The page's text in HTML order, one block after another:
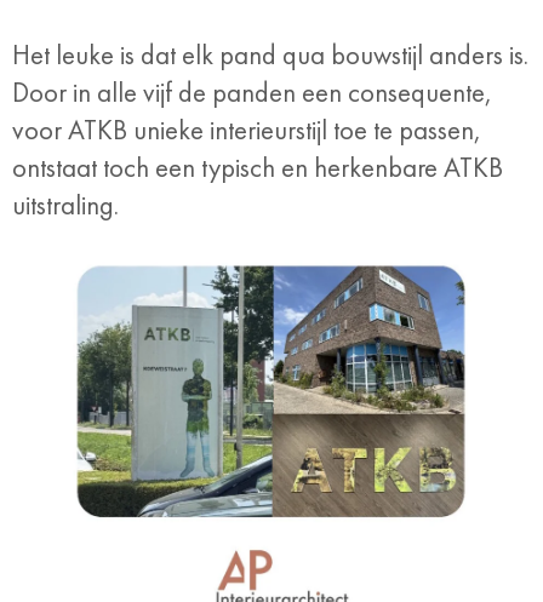
Het leuke is dat elk pand qua bouwstijl anders is.
Door in alle vijf de panden een consequente,
voor ATKB unieke interieurstijl toe te passen,
ontstaat toch een typisch en herkenbare ATKB
uitstraling.